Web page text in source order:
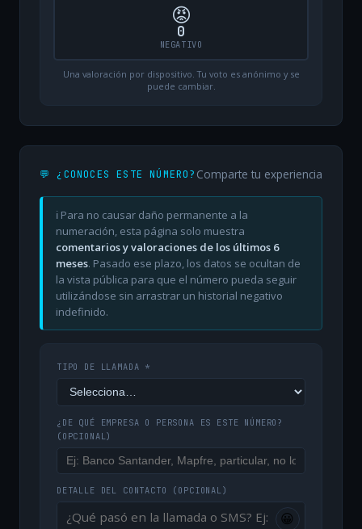
😡
0
NEGATIVO
Una valoración por dispositivo. Tu voto es anónimo y se
puede cambiar.
💬 ¿CONOCES ESTE NÚMERO? Comparte tu experiencia
ℹ️ Para no causar daño permanente a la
numeración, esta página solo muestra
comentarios y valoraciones de los últimos 6
meses. Pasado ese plazo, los datos se ocultan de
la vista pública para que el número pueda seguir
utilizándose sin arrastrar un historial negativo
indefinido.
TIPO DE LLAMADA *
¿DE QUÉ EMPRESA O PERSONA ES ESTE NÚMERO?
(OPCIONAL)
DETALLE DEL CONTACTO (OPCIONAL)
😀